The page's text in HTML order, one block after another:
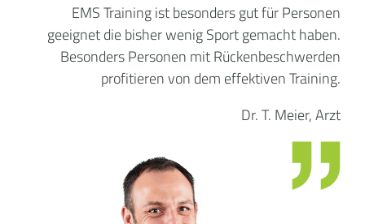
EMS Training ist besonders gut für Personen
geeignet die bisher wenig Sport gemacht haben.
Besonders Personen mit Rückenbeschwerden
profitieren von dem effektiven Training.
Dr. T. Meier, Arzt